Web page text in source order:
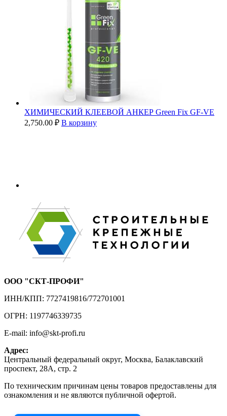
ХИМИЧЕСКИЙ КЛЕЕВОЙ АНКЕР Green Fix GF-VE
2,750.00 ₽ В корзину
ООО "СКТ-ПРОФИ"
ИНН/КПП: 7727419816/772701001
ОГРН: 1197746339735
E-mail: info@skt-profi.ru
Адрес:
Центральный федеральный округ, Москва, Балаклавский
проспект, 28А, стр. 2
По техническим причинам цены товаров предоставлены для
ознакомления и не являются публичной офертой.